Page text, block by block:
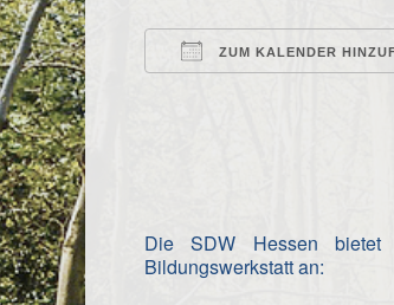
ZUM KALENDER
Die SDW Hessen bietet
Bildungswerkstatt an: